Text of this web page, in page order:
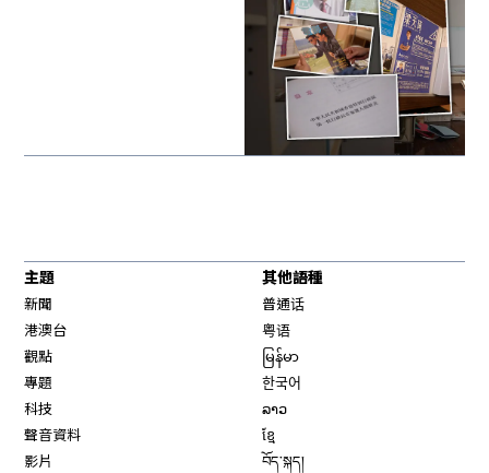
主題
新聞
港澳台
觀點
專題
科技
聲音資料
影片
其他語種
普通话
粤语
မြန်မာ
한국어
ລາວ
ខ្មែ
བོད་སྐད།